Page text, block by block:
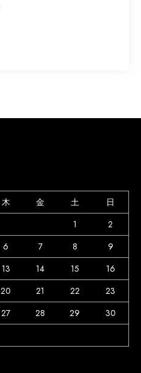
木 金 土
日
1
2
6 7 8
9
13 14 15
16
20 21 22
23
27 28 29
30